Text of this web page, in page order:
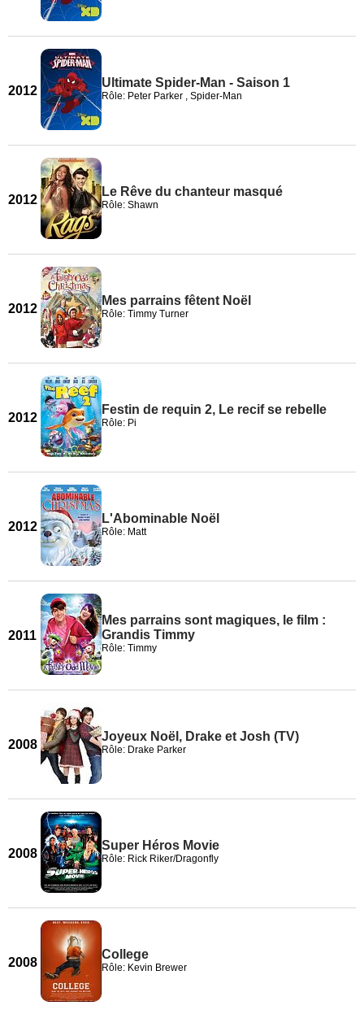
2012
Ultimate Spider-Man - Saison 1
Rôle: Peter Parker , Spider-Man
2012
Le Rêve du chanteur masqué
Rôle: Shawn
2012
Mes parrains fêtent Noël
Rôle: Timmy Turner
2012
Festin de requin 2, Le recif se rebelle
Rôle: Pi
2012
L'Abominable Noël
Rôle: Matt
2011
Mes parrains sont magiques, le film :
Grandis Timmy
Rôle: Timmy
2008
Joyeux Noël, Drake et Josh (TV)
Rôle: Drake Parker
2008
Super Héros Movie
Rôle: Rick Riker/Dragonfly
2008
College
Rôle: Kevin Brewer